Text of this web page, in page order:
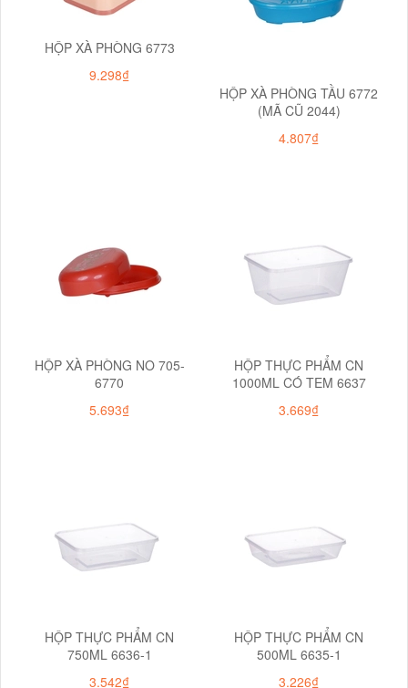
HỘP XÀ PHÒNG 6773
9.298₫
HỘP XÀ PHÒNG TẦU 6772
(MÃ CŨ 2044)
4.807₫
HỘP XÀ PHÒNG NO 705-
6770
5.693₫
HỘP THỰC PHẨM CN
1000ML CÓ TEM 6637
3.669₫
HỘP THỰC PHẨM CN
750ML 6636-1
3.542₫
HỘP THỰC PHẨM CN
500ML 6635-1
3.226₫